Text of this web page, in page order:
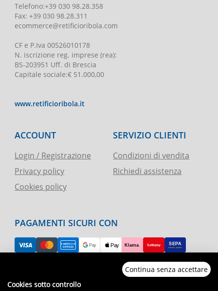
Telefono:+39 030 98.28.358
Fax: +39 030 98.28.311
ecommerce@retificioribola.com
CF e P.Iva 00526010178
N. iscrizione reg. imprese (rea):
BS-203951 Uff. di Brescia
Capitale sociale:€ 51.000,00
www.retificioribola.it
ACCOUNT
Login / Registrazione
Privacy policy
Cookies policy
SERVIZIO CLIENTI
Condizioni di vendita
Richiedi assistenza
PAGAMENTI SICURI CON
RESO FACILE
Continua senza accettare
Cookies sotto controllo